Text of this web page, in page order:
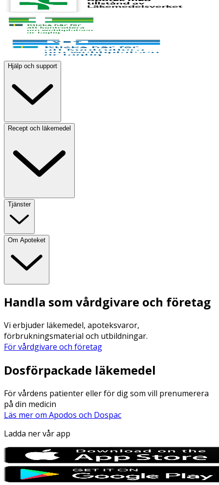
Hjälp och support
Recept och läkemedel
Tjänster
Om Apoteket
Handla som vårdgivare och företag
Vi erbjuder läkemedel, apoteksvaror,
förbrukningsmaterial och utbildningar.
För vårdgivare och företag
Dosförpackade läkemedel
För vårdens patienter eller för dig som vill prenumerera
på din medicin
Läs mer om Apodos och Dospac
Ladda ner vår app